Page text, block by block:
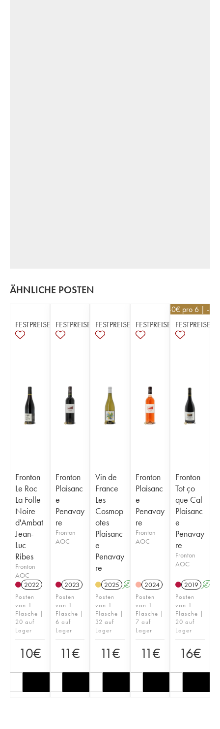
ÄHNLICHE POSTEN
FESTPREISE
Fronton
Le Roc
La Folle
Noire
d'Ambat
Jean-
Luc
Ribes
Fronton
AOC
2022
Posten
von 1
Flasche |
20 auf
Lager
10€
FESTPREISE
Fronton
Plaisanc
e
Penavay
re
Fronton
AOC
2023
Posten
von 1
Flasche |
6 auf
Lager
11€
FESTPREISE
Vin de
France
Les
Cosmop
otes
Plaisanc
e
Penavay
re
2025 A
Posten
von 1
Flasche |
32 auf
Lager
11€
FESTPREISE
Fronton
Plaisanc
e
Penavay
re
Fronton
AOC
2024
Posten
von 1
Flasche |
7 auf
Lager
11€
14,40€ pro 6 | -
FESTPREISE
Fronton
Tot ço
que Cal
Plaisanc
e
Penavay
re
Fronton
AOC
2019 A
Posten
von 1
Flasche |
20 auf
Lager
16€